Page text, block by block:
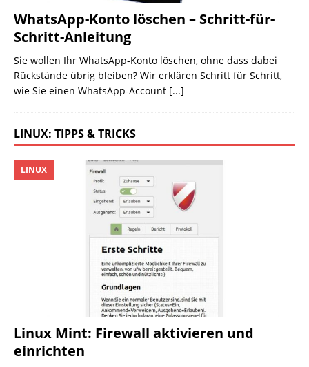
WhatsApp-Konto löschen – Schritt-für-
Schritt-Anleitung
Sie wollen Ihr WhatsApp-Konto löschen, ohne dass dabei
Rückstände übrig bleiben? Wir erklären Schritt für Schritt,
wie Sie einen WhatsApp-Account [...]
LINUX: TIPPS & TRICKS
Linux Mint: Firewall aktivieren und
einrichten
LINUX